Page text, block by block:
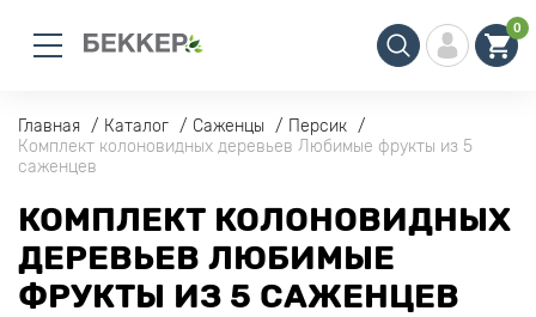
0
Главная Каталог Саженцы
Персик
Комплект колоновидных деревьев Любимые фрукты из 5
саженцев
КОМПЛЕКТ КОЛОНОВИДНЫХ
ДЕРЕВЬЕВ ЛЮБИМЫЕ
ФРУКТЫ ИЗ 5 САЖЕНЦЕВ